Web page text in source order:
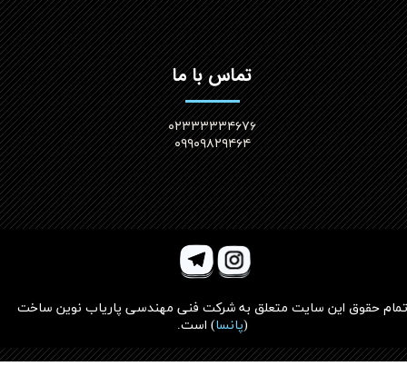
تماس با ما
۰۲۳۳۳۳۳۴۶۷۶
۰۹۹۰۹۸۲۹۴۶۴
تمام حقوق این سایت متعلق به شرکت فنی مهندسی پاریاب نوین ساخت
(پانسا) است.